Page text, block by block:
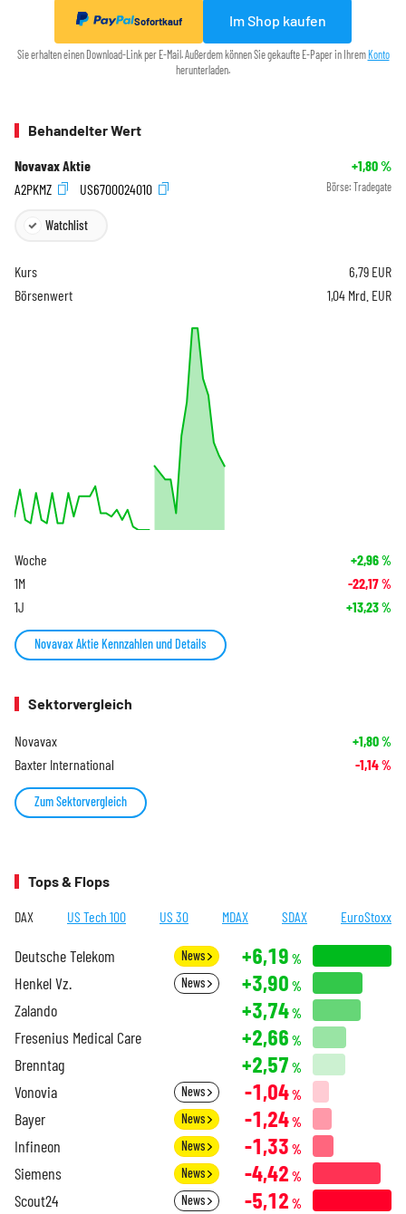
Sofortkauf Im Shop kaufen
Sie erhalten einen Download-Link per E-Mail. Außerdem können Sie gekaufte E-Paper in Ihrem Konto
herunterladen.
Behandelter Wert
Novavax Aktie +1,80%
A2PKMZ
US6700024010 Börse: Tradegate
Watchlist
Kurs 6,79 EUR
Börsenwert
1,04 Mrd. EUR
Woche +2,96%
1M -22,17%
1J +13,23%
Novavax Aktie Kennzahlen und Details
Sektorvergleich
Novavax +1,80%
Baxter International -1,14%
Zum Sektorvergleich
Tops & Flops
DAX US Tech 100 US 30 MDAX SDAX EuroStoxx
Deutsche Telekom News +6,19 %
Henkel Vz. News +3,90 %
Zalando +3,74%
Fresenius Medical Care +2,66 %
Brenntag +2,57 %
Vonovia News -1,04%
Bayer News -1,24%
Infineon News -1,33 %
Siemens News -4,42 %
Scout24 News -5,12 %